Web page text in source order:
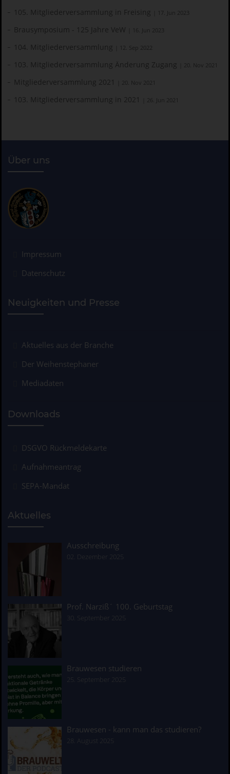
105. Mitgliederversammlung in Freising | 17. Jun 2023
Brausymposium - 125 Jahre VeW | 16. Jun 2023
104. Mitgliederversammlung | 12. Sep 2022
103. Mitgliederversammlung Änderung Zugang | 20. Nov 2021
Mitgliederversammlung 2021 | 20. Nov 2021
103. Mitgliederversammlung in 2021 | 26. Jun 2021
Über uns
Impressum
Datenschutz
Neuigkeiten und Presse
Aktuelles aus der Branche
Der Weihenstephaner
Mediadaten
Downloads
DSGVO Rückmeldekarte
Aufnahmeantrag
SEPA-Mandat
Aktuelles
Ausschreibung
02. Dezember 2025
Prof. Narziß´ 100. Geburtstag
30. September 2025
Brauwesen studieren
25. September 2025
Brauwesen - kann man das studieren?
28. August 2025